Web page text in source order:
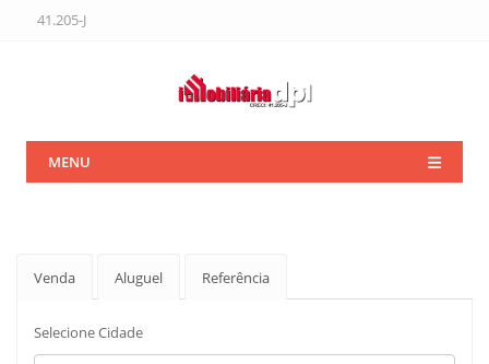
41.205-J
MENU
Venda Aluguel Referência
Selecione Cidade